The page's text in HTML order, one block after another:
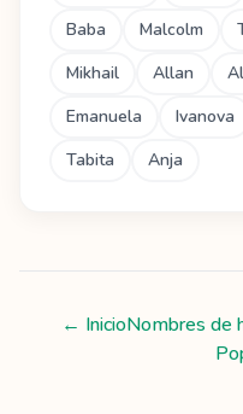
Baba
Malcolm
Mikhail
Allan
Emanuela
Ivanova
Tabita
Anja
← InicioNombres de